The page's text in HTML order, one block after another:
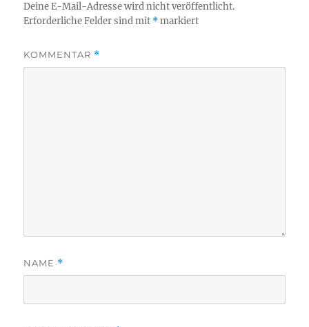
Deine E-Mail-Adresse wird nicht veröffentlicht.
Erforderliche Felder sind mit *markiert
KOMMENTAR *
NAME *